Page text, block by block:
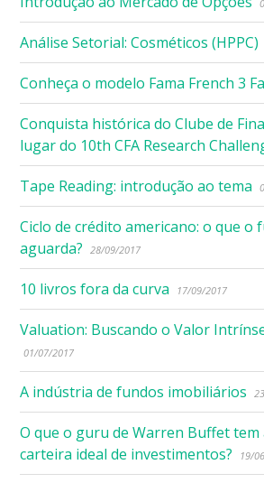
Análise Setorial: Cosméticos (HPPC)
Conheça o modelo Fama French 3
Conquista histórica do Clube de
lugar do 10th CFA Research
Tape Reading: introdução ao tema
Ciclo de crédito americano: o que o
aguarda?
28/09/2017
10 livros fora da curva 17/09/2017
Valuation: Buscando o Valor
01/07/2017
A indústria de fundos imobiliários
O que o guru de Warren Buffet tem
carteira ideal de investimentos?
19/